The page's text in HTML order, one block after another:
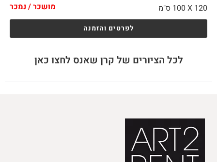
120 X
מושכר / נמכר
לפרטים והזמנה
לכל הציורים של קרן שאנס לחצו כאן